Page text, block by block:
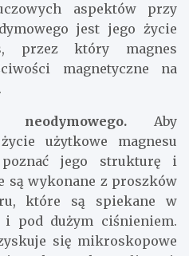
aspektów przy
jest jego życie
przez który magnes
magnetyczne na
neodymowego. Aby
użytkowe magnesu
poznać jego strukturę i
są wykonane z proszków
które są spiekane w
pod dużym ciśnieniem.
się mikroskopowe